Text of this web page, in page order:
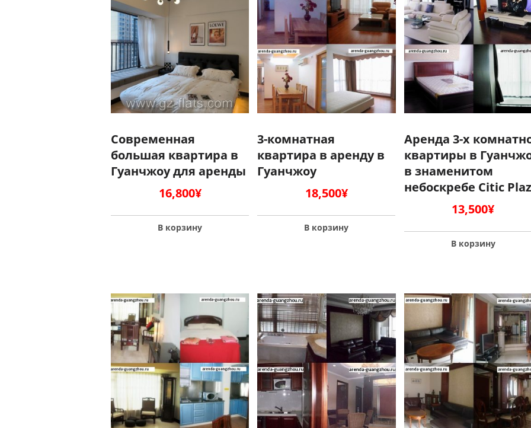
Современная
большая квартира в
Гуанчжоу для аренды
16,800¥
В корзину
3-комнатная
квартира в аренду в
Гуанчжоу
18,500¥
В корзину
Аренда 3-х
квартиры в
в знаменитом
небоскребе Citic
13,500¥
В корзину